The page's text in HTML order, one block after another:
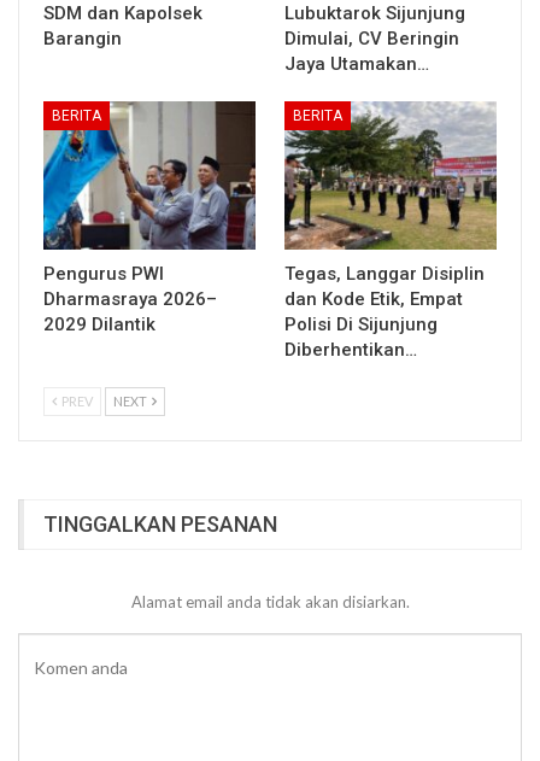
SDM dan Kapolsek
Barangin
Lubuktarok Sijunjung
Dimulai, CV Beringin
Jaya Utamakan…
BERITA
Pengurus PWI
Dharmasraya 2026–
2029 Dilantik
BERITA
Tegas, Langgar Disiplin
dan Kode Etik, Empat
Polisi Di Sijunjung
Diberhentikan…
PREV NEXT
TINGGALKAN PESANAN
Alamat email anda tidak akan disiarkan.